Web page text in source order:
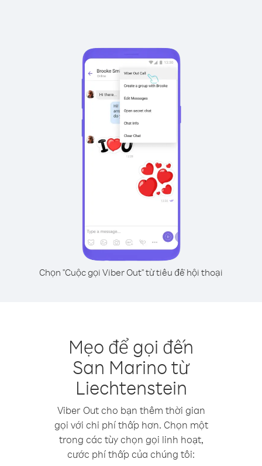
Chọn "Cuộc gọi Viber Out" từ tiêu đề hội thoại
Mẹo để gọi đến
San Marino từ
Liechtenstein
Viber Out cho bạn thêm thời gian
gọi với chi phí thấp hơn. Chọn một
trong các tùy chọn gọi linh hoạt,
cước phí thấp của chúng tôi: